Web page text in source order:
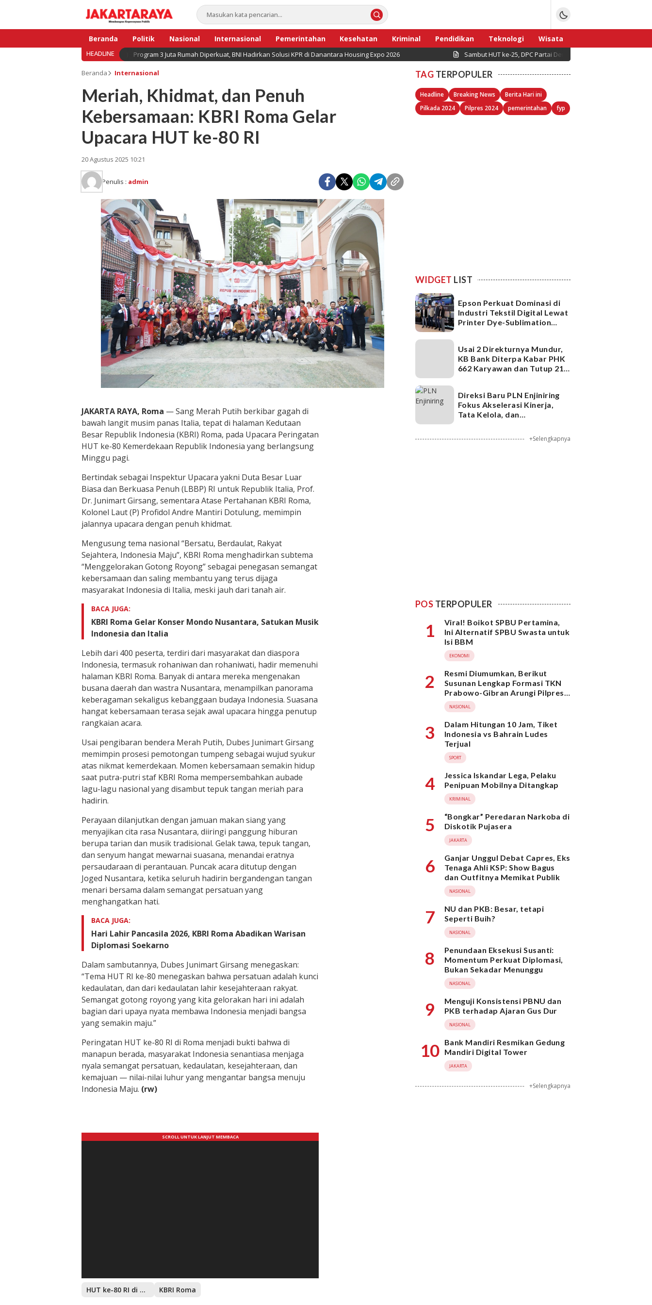
Beranda Politik Nasional Internasional Pemerintahan Kesehatan Kriminal Pendidikan Teknologi
Wisata
Bisnis
Sport
HEADLINE Program 3 Juta Rumah Diperkuat, BNI Hadirkan Solusi KPR di Danantara Housing Expo 2026 Sambut HUT ke-25, DPC Partai Demokrat Pulau Seribu Gelar
Beranda Internasional
Meriah, Khidmat, dan Penuh
Kebersamaan: KBRI Roma Gelar
Upacara HUT ke-80 RI
20 Agustus 2025 10:21
Penulis : admin
JAKARTA RAYA, Roma — Sang Merah Putih berkibar gagah di
bawah langit musim panas Italia, tepat di halaman Kedutaan
Besar Republik Indonesia (KBRI) Roma, pada Upacara Peringatan
HUT ke-80 Kemerdekaan Republik Indonesia yang berlangsung
Minggu pagi.
Bertindak sebagai Inspektur Upacara yakni Duta Besar Luar
Biasa dan Berkuasa Penuh (LBBP) RI untuk Republik Italia, Prof.
Dr. Junimart Girsang, sementara Atase Pertahanan KBRI Roma,
Kolonel Laut (P) Profidol Andre Mantiri Dotulung, memimpin
jalannya upacara dengan penuh khidmat.
Mengusung tema nasional “Bersatu, Berdaulat, Rakyat
Sejahtera, Indonesia Maju”, KBRI Roma menghadirkan subtema
“Menggelorakan Gotong Royong” sebagai penegasan semangat
kebersamaan dan saling membantu yang terus dijaga
masyarakat Indonesia di Italia, meski jauh dari tanah air.
BACA JUGA:
KBRI Roma Gelar Konser Mondo Nusantara, Satukan Musik
Indonesia dan Italia
Lebih dari 400 peserta, terdiri dari masyarakat dan diaspora
Indonesia, termasuk rohaniwan dan rohaniwati, hadir memenuhi
halaman KBRI Roma. Banyak di antara mereka mengenakan
busana daerah dan wastra Nusantara, menampilkan panorama
keberagaman sekaligus kebanggaan budaya Indonesia. Suasana
hangat kebersamaan terasa sejak awal upacara hingga penutup
rangkaian acara.
Usai pengibaran bendera Merah Putih, Dubes Junimart Girsang
memimpin prosesi pemotongan tumpeng sebagai wujud syukur
atas nikmat kemerdekaan. Momen kebersamaan semakin hidup
saat putra-putri staf KBRI Roma mempersembahkan aubade
lagu-lagu nasional yang disambut tepuk tangan meriah para
hadirin.
Perayaan dilanjutkan dengan jamuan makan siang yang
menyajikan cita rasa Nusantara, diiringi panggung hiburan
berupa tarian dan musik tradisional. Gelak tawa, tepuk tangan,
dan senyum hangat mewarnai suasana, menandai eratnya
persaudaraan di perantauan. Puncak acara ditutup dengan
Joged Nusantara, ketika seluruh hadirin bergandengan tangan
menari bersama dalam semangat persatuan yang
menghangatkan hati.
BACA JUGA:
Hari Lahir Pancasila 2026, KBRI Roma Abadikan Warisan
Diplomasi Soekarno
Dalam sambutannya, Dubes Junimart Girsang menegaskan:
“Tema HUT RI ke-80 menegaskan bahwa persatuan adalah kunci
kedaulatan, dan dari kedaulatan lahir kesejahteraan rakyat.
Semangat gotong royong yang kita gelorakan hari ini adalah
bagian dari upaya nyata membawa Indonesia menjadi bangsa
yang semakin maju.”
Peringatan HUT ke-80 RI di Roma menjadi bukti bahwa di
manapun berada, masyarakat Indonesia senantiasa menjaga
nyala semangat persatuan, kedaulatan, kesejahteraan, dan
kemajuan — nilai-nilai luhur yang mengantar bangsa menuju
Indonesia Maju. (rw)
HUT ke-80 RI di RomHUT ke-80 RI KBRI Roma
TAG TERPOPULER
Headline Breaking News
Berita Hari ini
Pilkada 2024
Pilpres 2024 pemerintahan fyp
WIDGET LIST
Epson Perkuat Dominasi di
Industri Tekstil Digital Lewat
Printer Dye-Sublimation
Usai 2 Direkturnya Mundur,
KB Bank Diterpa Kabar PHK
662 Karyawan dan Tutup 21
Direksi Baru PLN Enjiniring
Fokus Akselerasi Kinerja,
Tata Kelola, dan
+Selengkapnya
POS TERPOPULER
1
Viral! Boikot SPBU Pertamina,
Ini Alternatif SPBU Swasta untuk
Isi BBM
EKONOMI
2
Resmi Diumumkan, Berikut
Susunan Lengkap Formasi TKN
Prabowo-Gibran Arungi Pilpres
2024, Ada Ridwan Kamil hingga
Suami Yenny Wahid
NASIONAL
3
Dalam Hitungan 10 Jam, Tiket
Indonesia vs Bahrain Ludes
Terjual
SPORT
4
Jessica Iskandar Lega, Pelaku
Penipuan Mobilnya Ditangkap
KRIMINAL
5
“Bongkar” Peredaran Narkoba di
Diskotik Pujasera
JAKARTA
6
Ganjar Unggul Debat Capres, Eks
Tenaga Ahli KSP: Show Bagus
dan Outfitnya Memikat Publik
NASIONAL
7
NU dan PKB: Besar, tetapi
Seperti Buih?
NASIONAL
8
Penundaan Eksekusi Susanti:
Momentum Perkuat Diplomasi,
Bukan Sekadar Menunggu
NASIONAL
9
Menguji Konsistensi PBNU dan
PKB terhadap Ajaran Gus Dur
NASIONAL
10 Bank Mandiri Resmikan Gedung
Mandiri Digital Tower
JAKARTA
+Selengkapnya